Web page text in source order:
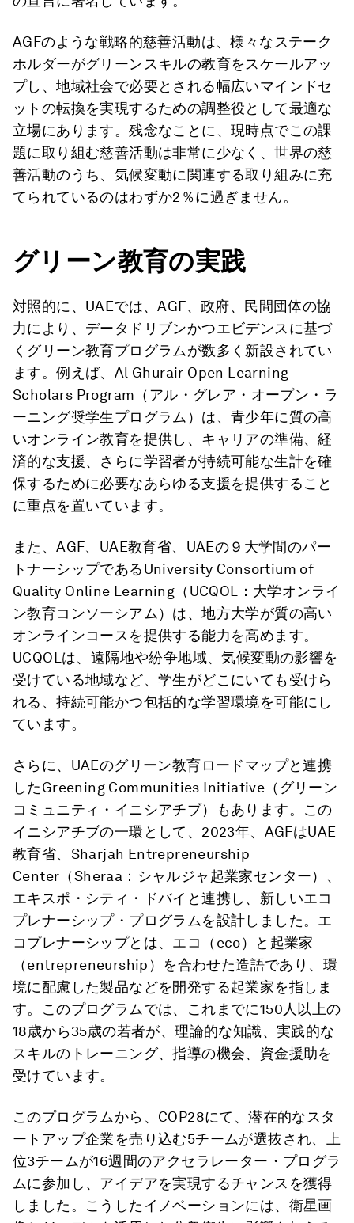
AGFのような戦略的慈善活動は、様々なステーク
ホルダーがグリーンスキルの教育をスケールアッ
プし、地域社会で必要とされる幅広いマインドセ
ットの転換を実現するための調整役として最適な
立場にあります。残念なことに、現時点でこの課
題に取り組む慈善活動は非常に少なく、世界の慈
善活動のうち、気候変動に関連する取り組みに充
てられているのはわずか2％に過ぎません。
グリーン教育の実践
対照的に、UAEでは、AGF、政府、民間団体の協
力により、データドリブンかつエビデンスに基づ
くグリーン教育プログラムが数多く新設されてい
ます。例えば、Al Ghurair Open Learning
Scholars Program（アル・グレア・オープン・ラ
ーニング奨学生プログラム）は、青少年に質の高
いオンライン教育を提供し、キャリアの準備、経
済的な支援、さらに学習者が持続可能な生計を確
保するために必要なあらゆる支援を提供すること
に重点を置いています。
また、AGF、UAE教育省、UAEの９大学間のパー
トナーシップであるUniversity Consortium of
Quality Online Learning（UCQOL：大学オンライ
ン教育コンソーシアム）は、地方大学が質の高い
オンラインコースを提供する能力を高めます。
UCQOLは、遠隔地や紛争地域、気候変動の影響を
受けている地域など、学生がどこにいても受けら
れる、持続可能かつ包括的な学習環境を可能にし
ています。
さらに、UAEのグリーン教育ロードマップと連携
したGreening Communities Initiative（グリーン
コミュニティ・イニシアチブ）もあります。この
イニシアチブの一環として、2023年、AGFはUAE
教育省、Sharjah Entrepreneurship
Center（Sheraa：シャルジャ起業家センター）、
エキスポ・シティ・ドバイと連携し、新しいエコ
プレナーシップ・プログラムを設計しました。エ
コプレナーシップとは、エコ（eco）と起業家
（entrepreneurship）を合わせた造語であり、環
境に配慮した製品などを開発する起業家を指しま
す。このプログラムでは、これまでに150人以上の
18歳から35歳の若者が、理論的な知識、実践的な
スキルのトレーニング、指導の機会、資金援助を
受けています。
このプログラムから、COP28にて、潜在的なスタ
ートアップ企業を売り込む5チームが選抜され、上
位3チームが16週間のアクセラレーター・プログラ
ムに参加し、アイデアを実現するチャンスを獲得
しました。こうしたイノベーションには、衛星画